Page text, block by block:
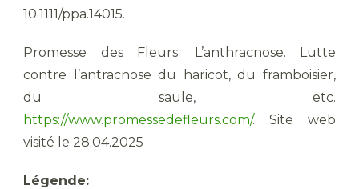
10.1111/ppa.14015.
Promesse des Fleurs. L’anthracnose. Lutte
contre l’antracnose du haricot, du framboisier,
du saule, etc.
https://www.promessedefleurs.com/. Site web
visité le 28.04.2025
Légende: